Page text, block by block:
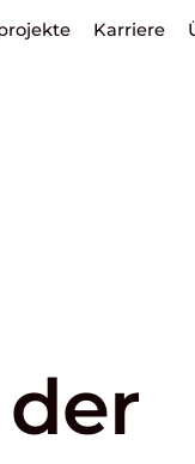
Karriere